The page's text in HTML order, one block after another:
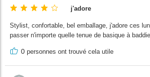
j'adore
Stylist, confortable, bel emballage, j'adore ces
passer n'importe quelle tenue de basique à
0 personnes ont trouvé cela utile